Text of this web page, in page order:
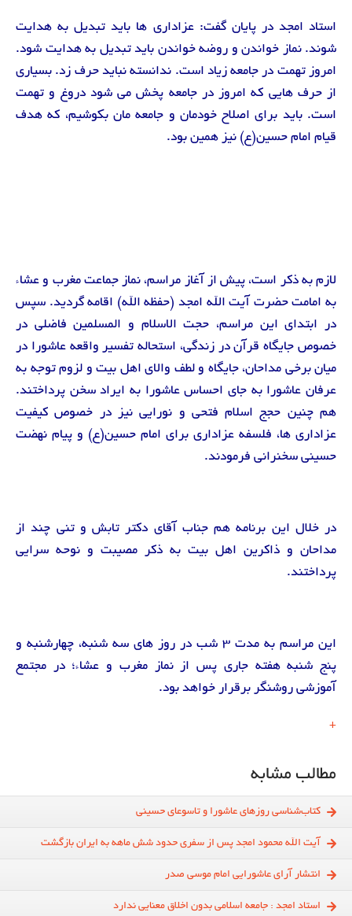
استاد امجد در پایان گفت: عزاداری ها باید تبدیل به هدایت
شوند. نماز خواندن و روضه خواندن باید تبدیل به هدایت شود.
امروز تهمت در جامعه زیاد است. ندانسته نباید حرف زد. بسیاری
از حرف هایی که امروز در جامعه پخش می شود دروغ و تهمت
است. باید برای اصلاح خودمان و جامعه مان بکوشیم، که هدف
قیام امام حسین(ع) نیز همین بود.
لازم به ذکر است، پیش از آغاز مراسم، نماز جماعت مغرب و عشاء
به امامت حضرت آیت الله امجد (حفظه الله) اقامه گردید. سپس
در ابتدای این مراسم، حجت الاسلام و المسلمین فاضلی در
خصوص جایگاه قرآن در زندگی، استحاله تفسیر واقعه عاشورا در
میان برخی مداحان، جایگاه و لطف والای اهل بیت و لزوم توجه به
عرفان عاشورا به جای احساس عاشورا به ایراد سخن پرداختند.
هم چنین حجج اسلام فتحی و نورایی نیز در خصوص کیفیت
عزاداری ها، فلسفه عزاداری برای امام حسین(ع) و پیام نهضت
حسینی سخنرانی فرمودند.
در خلال این برنامه هم جناب آقای دکتر تابش و تنی چند از
مداحان و ذاکرین اهل بیت به ذکر مصیبت و نوحه سرایی
پرداختند.
این مراسم به مدت ۳ شب در روز های سه شنبه، چهارشنبه و
پنج شنبه هفته جاری پس از نماز مغرب و عشاء؛ در مجتمع
آموزشی روشنگر برقرار خواهد بود.
+
مطالب مشابه
کتاب‌شناسی روزهای عاشورا و تاسوعای حسینی
آيت الله محمود امجد پس از سفري حدود شش ماهه به ايران بازگشت
انتشار آرای عاشورایی امام موسی صدر
استاد امجد : جامعه اسلامی بدون اخلاق معنایی ندارد